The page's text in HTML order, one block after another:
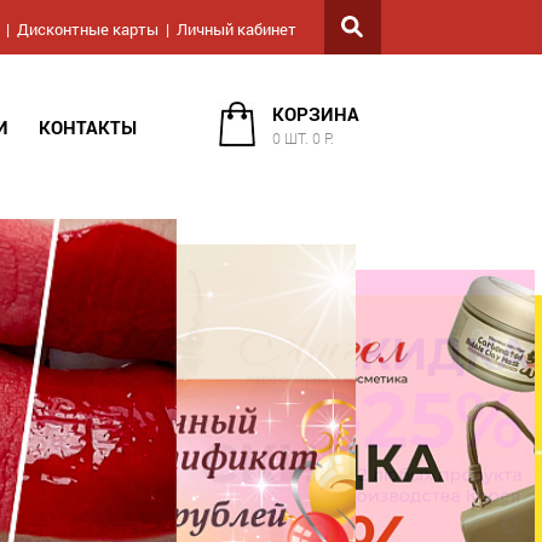
Дисконтные карты Личный кабинет
КОНТАКТЫ
КОРЗИНА
0 ШТ. 0 Р.